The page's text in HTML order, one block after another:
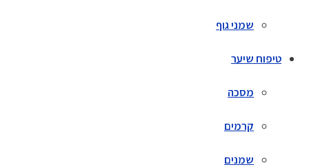
שמני גוף
טיפוח שיער
מסכה
קרמים
שמנים